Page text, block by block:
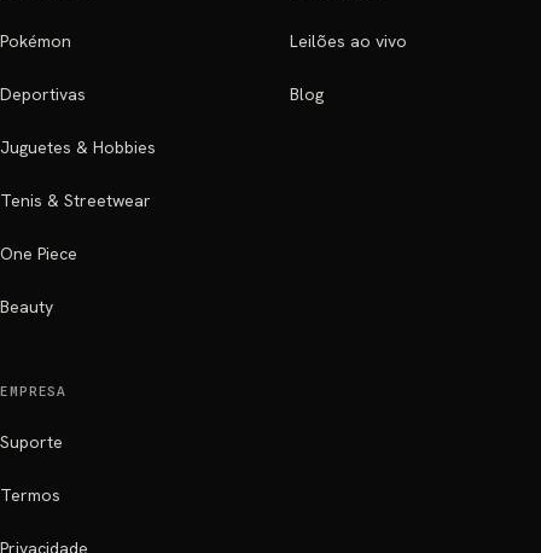
Pokémon
Deportivas
Juguetes & Hobbies
Tenis & Streetwear
One Piece
Beauty
Leilões ao vivo
Blog
EMPRESA
Suporte
Termos
Privacidade